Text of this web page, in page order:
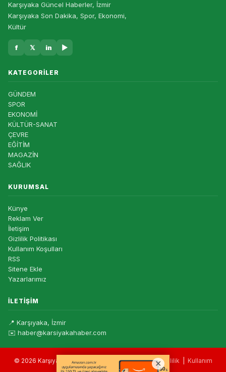
Karşıyaka Güncel Haberler, İzmir
Karşıyaka Son Dakika, Spor, Ekonomi,
Kültür
f 𝕏 in ▶
KATEGORILER
GÜNDEM
SPOR
EKONOMİ
KÜLTÜR-SANAT
ÇEVRE
EĞİTİM
MAGAZİN
SAĞLIK
KURUMSAL
Künye
Reklam Ver
İletişim
Gizlilik Politikası
Kullanım Koşulları
RSS
Sitene Ekle
Yazarlarımız
İLETIŞIM
📍 Karşıyaka, İzmir
✉️ haber@karsiyakahaber.com
© 2026 Karşıyaka Haber — Tüm hakları saklıdır. |Gizlilik
Kullanım
Koşulları